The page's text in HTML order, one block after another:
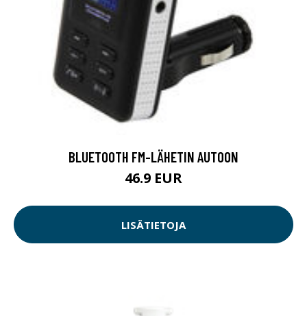
BLUETOOTH FM-LÄHETIN AUTOON
46.9 EUR
LISÄTIETOJA